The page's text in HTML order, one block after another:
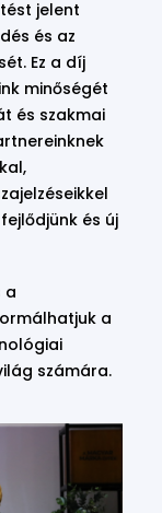
jelent
és az
Ez a díj
minőségét
és szakmai
és új
a
a
számára.